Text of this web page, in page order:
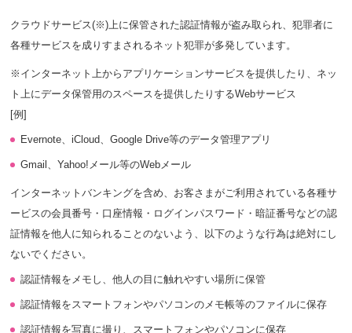
クラウドサービス(※)上に保管された認証情報が盗み取られ、犯罪者に
各種サービスを成りすまされるネット犯罪が多発しています。
※インターネット上からアプリケーションサービスを提供したり、ネッ
ト上にデータ保管用のスペースを提供したりするWebサービス
[例]
Evernote、iCloud、Google Drive等のデータ管理アプリ
Gmail、Yahoo!メール等のWebメール
インターネットバンキングを含め、お客さまがご利用されている各種サ
ービスの会員番号・口座情報・ログインパスワード・暗証番号などの認
証情報を他人に知られることのないよう、以下のような行為は絶対にし
ないでください。
認証情報をメモし、他人の目に触れやすい場所に保管
認証情報をスマートフォンやパソコンのメモ帳等のファイルに保存
認証情報を写真に撮り、スマートフォンやパソコンに保存